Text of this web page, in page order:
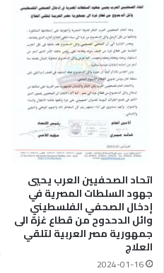
اتحاد الصحفيين العرب يحيي
جهود السلطات المصرية في
إدخال الصحفي الفلسطيني
وائل الدحدوح من قطاع غزة الى
جمهورية مصر العربية لتلقي
العلاج
2024-01-16